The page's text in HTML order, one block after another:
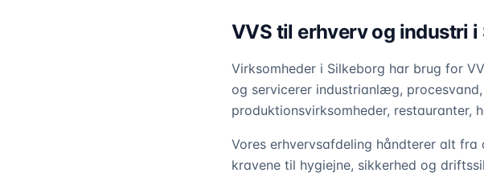
VVS til erhverv og industri
Virksomheder i Silkeborg har brug for
og servicerer industrianlæg,
produktionsvirksomheder, restauranter,
Vores erhvervsafdeling håndterer alt
kravene til hygiejne, sikkerhed og